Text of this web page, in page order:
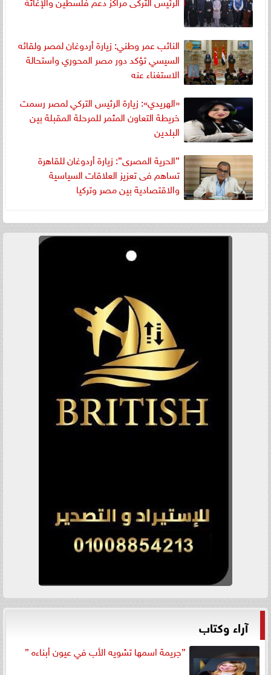
النائب عمر وطني: زيارة أردوغان لمصر ولقائه
السيسي تؤكد دور مصر المحوري واستحالة
الاستغناء عنه
«الهريدي»: زيارة الرئيس التركي لمصر رسمت
خريطة التعاون المثمر للمرحلة المقبلة بين
البلدين
”الحرية المصرى”: زيارة أردوغان للقاهرة
تساهم فى تعزيز العلاقات السياسية
والاقتصادية بين مصر وتركيا
آراء وكتاب
”جريمة اسمها تشويه الأب في عيون أبناءه ”